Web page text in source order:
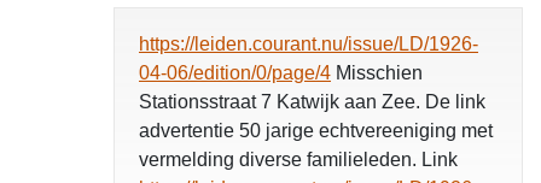
https://leiden.courant.nu/issue/LD/1926-
04-06/edition/0/page/4 Misschien
Stationsstraat 7 Katwijk aan Zee. De link
advertentie 50 jarige echtvereeniging met
vermelding diverse familieleden. Link